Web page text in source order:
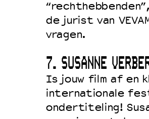
de jurist van
vragen.
7. SUSANNE
Is jouw film af en
internationale
ondertiteling!